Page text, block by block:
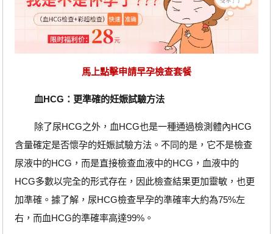
馬上點擊申請早孕檢查套餐
血HCG：更準確的妊娠試驗方法
除了尿HCG之外，血HCG也是一種通過檢測體內HCG
含量確定是否懷孕的妊娠試驗方法。不同的是，它不是檢查
尿液中的HCG，而是直接檢查血液中的HCG，血液中的
HCG多數以完全的形式存在，因此檢查結果更加靈敏，也更
加準確。據了解，尿HCG檢查早孕的準確率大約為75%左
右，而血HCG的準確率高達99%。